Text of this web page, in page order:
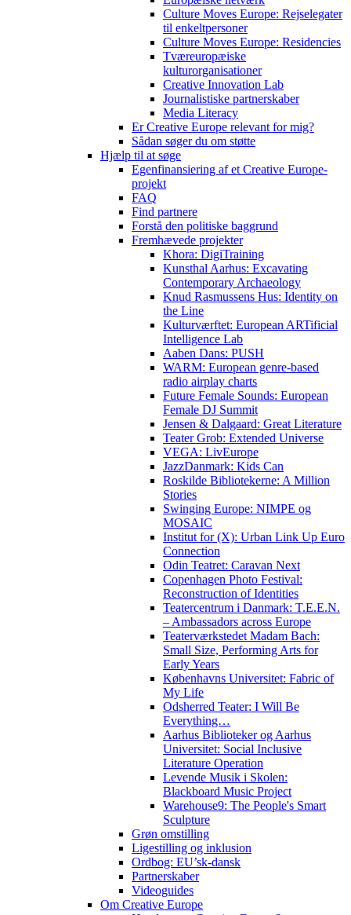
Culture Moves Europe: Rejselegater
til enkeltpersoner
Culture Moves Europe: Residencies
Tværeuropæiske
kulturorganisationer
Creative Innovation Lab
Journalistiske partnerskaber
Media Literacy
Er Creative Europe relevant for mig?
Sådan søger du om støtte
Hjælp til at søge
Egenfinansiering af et Creative Europe-
projekt
FAQ
Find partnere
Forstå den politiske baggrund
Fremhævede projekter
Khora: DigiTraining
Kunsthal Aarhus: Excavating
Contemporary Archaeology
Knud Rasmussens Hus: Identity on
the Line
Kulturværftet: European ARTificial
Intelligence Lab
Aaben Dans: PUSH
WARM: European genre-based
radio airplay charts
Future Female Sounds: European
Female DJ Summit
Jensen & Dalgaard: Great Literature
Teater Grob: Extended Universe
VEGA: LivEurope
JazzDanmark: Kids Can
Roskilde Bibliotekerne: A Million
Stories
Swinging Europe: NIMPE og
MOSAIC
Institut for (X): Urban Link Up Euro
Connection
Odin Teatret: Caravan Next
Copenhagen Photo Festival:
Reconstruction of Identities
Teatercentrum i Danmark: T.E.E.N.
– Ambassadors across Europe
Teaterværkstedet Madam Bach:
Small Size, Performing Arts for
Early Years
Københavns Universitet: Fabric of
My Life
Odsherred Teater: I Will Be
Everything…
Aarhus Biblioteker og Aarhus
Universitet: Social Inclusive
Literature Operation
Levende Musik i Skolen:
Blackboard Music Project
Warehouse9: The People's Smart
Sculpture
Grøn omstilling
Ligestilling og inklusion
Ordbog: EU’sk-dansk
Partnerskaber
Videoguides
Om Creative Europe